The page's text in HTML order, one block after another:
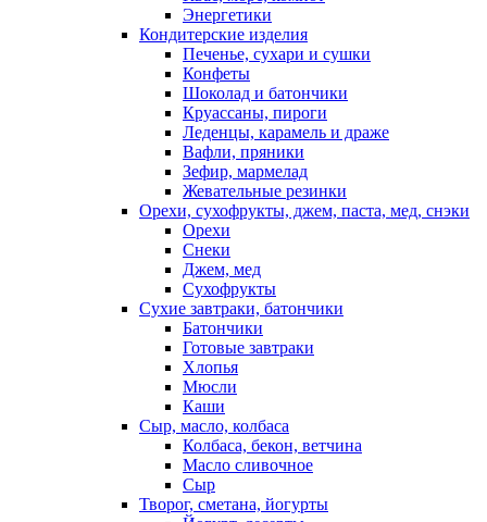
Энергетики
Кондитерские изделия
Печенье, сухари и сушки
Конфеты
Шоколад и батончики
Круассаны, пироги
Леденцы, карамель и драже
Вафли, пряники
Зефир, мармелад
Жевательные резинки
Орехи, сухофрукты, джем, паста, мед, снэки
Орехи
Снеки
Джем, мед
Сухофрукты
Сухие завтраки, батончики
Батончики
Готовые завтраки
Хлопья
Мюсли
Каши
Сыр, масло, колбаса
Колбаса, бекон, ветчина
Масло сливочное
Сыр
Творог, сметана, йогурты